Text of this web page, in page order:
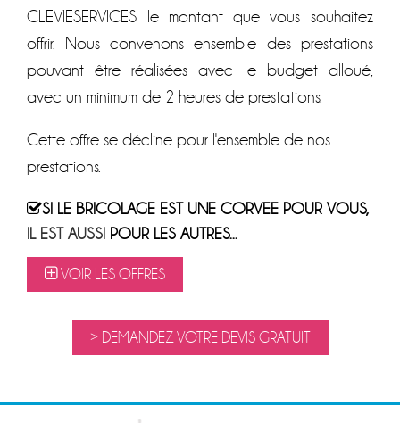
CLEVIESERVICES le montant que vous souhaitez
offrir. Nous convenons ensemble des prestations
pouvant être réalisées avec le budget alloué,
avec un minimum de 2 heures de prestations.
Cette offre se décline pour l'ensemble de nos
prestations.
SI LE BRICOLAGE EST UNE CORVEE POUR VOUS,
IL EST AUSSI POUR LES AUTRES...
VOIR LES OFFRES
> DEMANDEZ VOTRE DEVIS GRATUIT